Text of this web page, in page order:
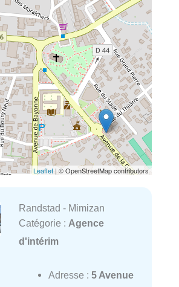
Leaflet | © OpenStreetMap contributors
Randstad - Mimizan
Catégorie : Agence
d'intérim
Adresse : 5 Avenue